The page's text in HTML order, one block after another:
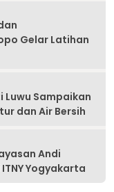
Gelar Latihan
Luwu Sampaikan
dan Air Bersih
Andi
Yogyakarta